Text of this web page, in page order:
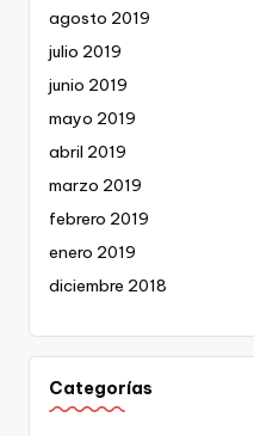
agosto 2019
julio 2019
junio 2019
mayo 2019
abril 2019
marzo 2019
febrero 2019
enero 2019
diciembre 2018
Categorías